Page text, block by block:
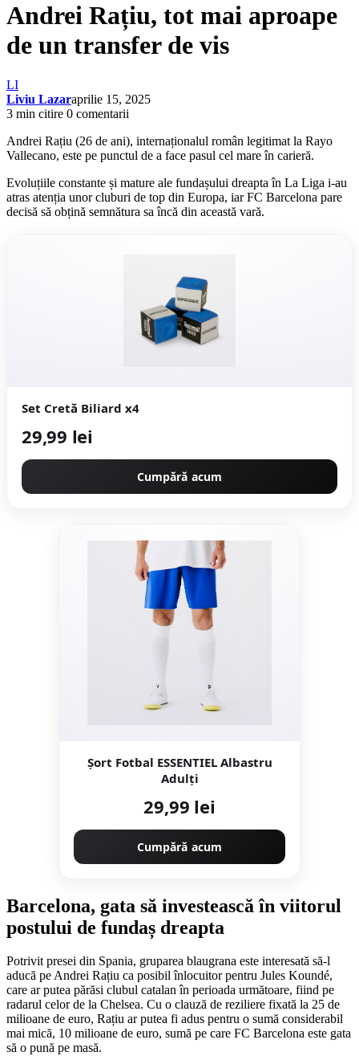
Andrei Rațiu, tot mai aproape
de un transfer de vis
LI
Liviu Lazaraprilie 15, 2025
3 min citire 0 comentarii
Andrei Rațiu (26 de ani), internaționalul român legitimat la Rayo
Vallecano, este pe punctul de a face pasul cel mare în carieră.
Evoluțiile constante și mature ale fundașului dreapta în La Liga i-au
atras atenția unor cluburi de top din Europa, iar FC Barcelona pare
decisă să obțină semnătura sa încă din această vară.
Set Cretă Biliard x4
29,99 lei
Cumpără acum
Șort Fotbal ESSENTIEL Albastru
Adulţi
29,99 lei
Cumpără acum
Barcelona, gata să investească în viitorul
postului de fundaș dreapta
Potrivit presei din Spania, gruparea blaugrana este interesată să-l
aducă pe Andrei Rațiu ca posibil înlocuitor pentru Jules Koundé,
care ar putea părăsi clubul catalan în perioada următoare, fiind pe
radarul celor de la Chelsea. Cu o clauză de reziliere fixată la 25 de
milioane de euro, Rațiu ar putea fi adus pentru o sumă considerabil
mai mică, 10 milioane de euro, sumă pe care FC Barcelona este gata
să o pună pe masă.